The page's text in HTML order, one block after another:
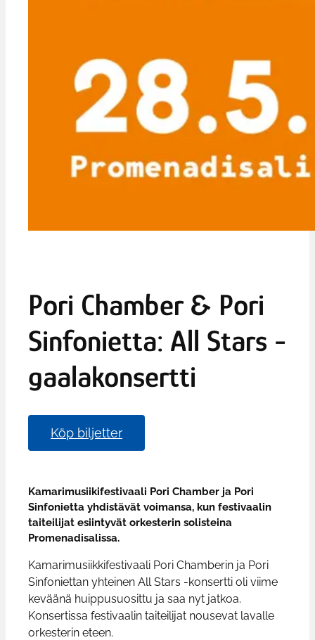
Pori Chamber & Pori
Sinfonietta: All Stars -
gaalakonsertti
Köp biljetter
Kamarimusiikifestivaali Pori Chamber ja Pori
Sinfonietta yhdistävät voimansa, kun festivaalin
taiteilijat esiintyvät orkesterin solisteina
Promenadisalissa.
Kamarimusiikkifestivaali Pori Chamberin ja Pori
Sinfoniettan yhteinen All Stars -konsertti oli viime
keväänä huippusuosittu ja saa nyt jatkoa.
Konsertissa festivaalin taiteilijat nousevat lavalle
orkesterin eteen.